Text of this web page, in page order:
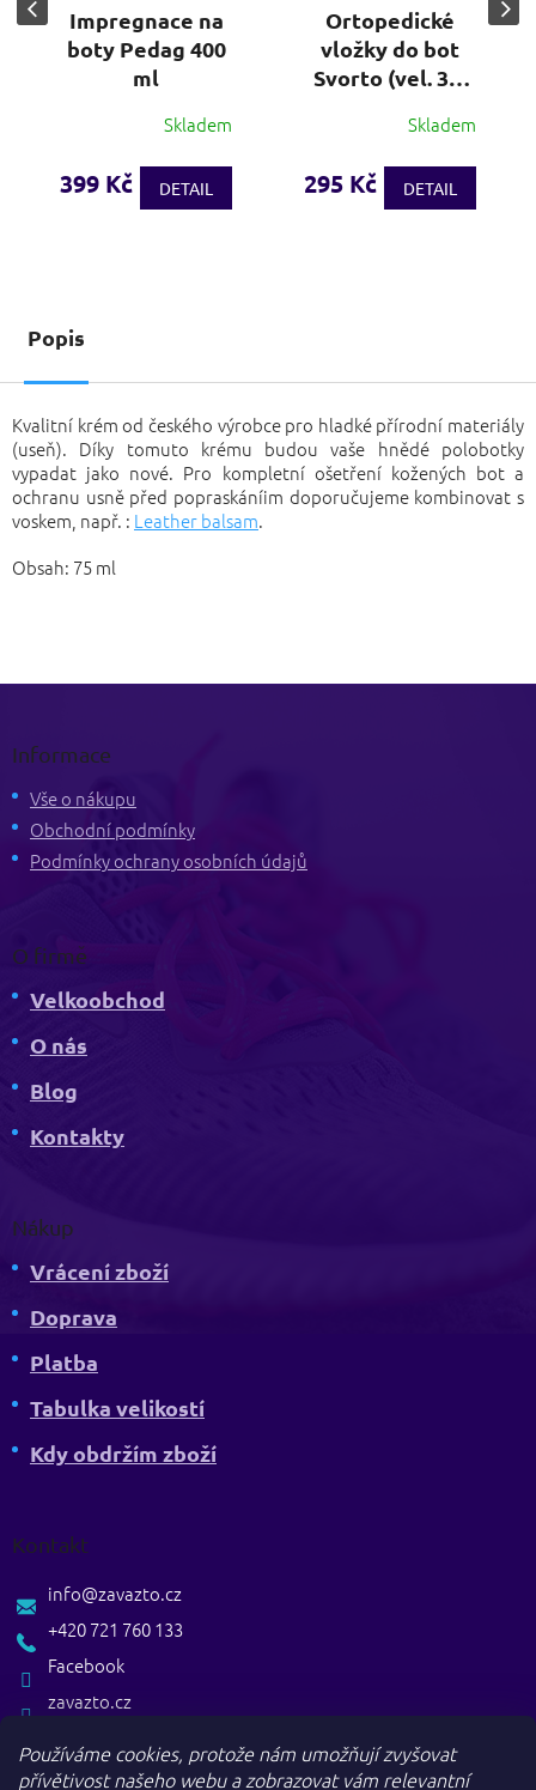
Používáme cookies, protože nám umožňují zvyšovat
přívětivost našeho webu a zobrazovat vám relevantní
Impregnace na
boty Pedag 400
ml
Skladem
399 Kč DETAIL
Ortopedické
vložky do bot
Svorto (vel. 36-
produktu
je
Skladem
295 Kč DETAIL
Popis
Kvalitní krém od českého výrobce pro hladké přírodní materiály
(useň). Díky tomuto krému budou vaše hnědé polobotky
vypadat jako nové. Pro kompletní ošetření kožených bot a
ochranu usně před popraskáníim doporučujeme kombinovat s
voskem, např. : Leather balsam.
Obsah: 75 ml
Informace
Vše o nákupu
Obchodní podmínky
Podmínky ochrany osobních údajů
O firmě
Velkoobchod
O nás
Blog
Kontakty
Nákup
Vrácení zboží
Doprava
Platba
Tabulka velikostí
Kdy obdržím zboží
Kontakt
zavazto.cz
info@zavazto.cz
+420 721 760 133
Facebook